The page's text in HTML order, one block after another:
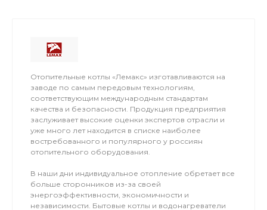
Отопительные котлы «Лемакс» изготавливаются на
заводе по самым передовым технологиям,
соответствующим международным стандартам
качества и безопасности. Продукция предприятия
заслуживает высокие оценки экспертов отрасли и
уже много лет находится в списке наиболее
востребованного и популярного у россиян
отопительного оборудования.
В наши дни индивидуальное отопление обретает все
больше сторонников из-за своей
энергоэффективности, экономичности и
независимости. Бытовые котлы и водонагреватели